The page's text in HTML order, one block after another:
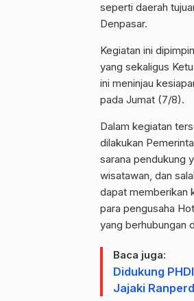
seperti daerah
Denpasar.
Kegiatan ini
yang sekaligus
ini meninjau
pada Jumat (7/8).
Dalam kegiatan
dilakukan
sarana pendukung
wisatawan, dan
dapat memberikan
para pengusaha
yang berhubungan
Baca juga:
Didukung
Jajaki